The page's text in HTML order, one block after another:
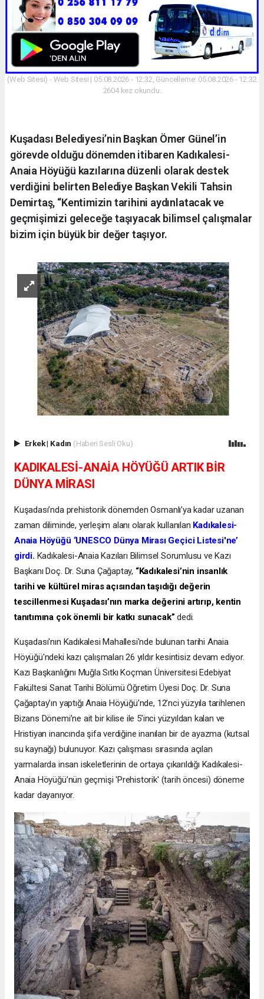
(Web Sitesi) - Web Sitesi | 05.08.2026 - 12:32, Güncelleme: 05.08.2026 - 12:32
2604 kez okundu.
Kuşadası Belediyesi’nin Başkan Ömer Günel’in
görevde olduğu dönemden itibaren Kadıkalesi-
Anaia Höyüğü kazılarına düzenli olarak destek
verdiğini belirten Belediye Başkan Vekili Tahsin
Demirtaş, “Kentimizin tarihini aydınlatacak ve
geçmişimizi geleceğe taşıyacak bilimsel çalışmalar
bizim için büyük bir değer taşıyor.
Erkek| Kadın (Haberi Sesli Oku)
KADIKALESİ-ANAİA HÖYÜĞÜ ARTIK BİR
DÜNYA MİRASI
Kuşadası’nda prehistorik dönemden Osmanlı’ya kadar uzanan
zaman diliminde, yerleşim alanı olarak kullanılan Kadıkalesi-
Anaia Höyüğü ‘UNESCO Dünya Mirası Geçici Listesi'ne’
girdi. Kadıkalesi-Anaia Kazıları Bilimsel Sorumlusu ve Kazı
Başkanı Doç. Dr. Suna Çağaptay, “Kadıkalesi’nin insanlık
tarihi ve kültürel miras açısından taşıdığı değerin
tescillenmesi Kuşadası’nın marka değerini artırıp, kentin
tanıtımına çok önemli bir katkı sunacak”dedi.
Kuşadası'nın Kadıkalesi Mahallesi'nde bulunan tarihi Anaia
Höyüğü'ndeki kazı çalışmaları 26 yıldır kesintisiz devam ediyor.
Kazı Başkanlığını Muğla Sıtkı Koçman Üniversitesi Edebiyat
Fakültesi Sanat Tarihi Bölümü Öğretim Üyesi Doç. Dr. Suna
Çağaptay’ın yaptığı Anaia Höyüğü’nde, 12’nci yüzyıla tarihlenen
Bizans Dönemi’ne ait bir kilise ile 5’inci yüzyıldan kalan ve
Hristiyan inancında şifa verdiğine inanılan bir de ayazma (kutsal
su kaynağı) bulunuyor. Kazı çalışması sırasında açılan
yarmalarda insan iskeletlerinin de ortaya çıkarıldığı Kadıkalesi-
Anaia Höyüğü’nün geçmişi 'Prehistorik' (tarih öncesi) döneme
kadar dayanıyor.